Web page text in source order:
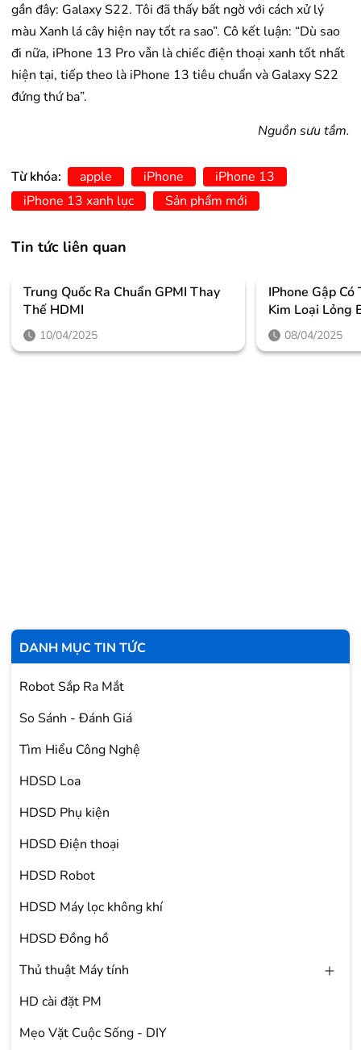
gần đây: Galaxy S22. Tôi đã thấy bất ngờ với cách xử lý
màu Xanh lá cây hiện nay tốt ra sao”. Cô kết luận: “Dù sao
đi nữa, iPhone 13 Pro vẫn là chiếc điện thoại xanh tốt nhất
hiện tại, tiếp theo là iPhone 13 tiêu chuẩn và Galaxy S22
đứng thứ ba”.
Nguồn sưu tầm.
Từ khóa: apple iPhone
iPhone 13
iPhone 13 xanh lục
Sản phẩm mới
Tin tức liên quan
Trung Quốc Ra Chuẩn GPMI Thay
Thế HDMI
10/04/2025
IPhone Gập
Kim Loại Lỏng
08/04/2025
DANH MỤC TIN TỨC
Robot Sắp Ra Mắt
So Sánh - Đánh Giá
Tìm Hiểu Công Nghệ
HDSD Loa
HDSD Phụ kiện
HDSD Điện thoại
HDSD Robot
HDSD Máy lọc không khí
HDSD Đồng hồ
Thủ thuật Máy tính
HD cài đặt PM
Mẹo Vặt Cuộc Sống - DIY